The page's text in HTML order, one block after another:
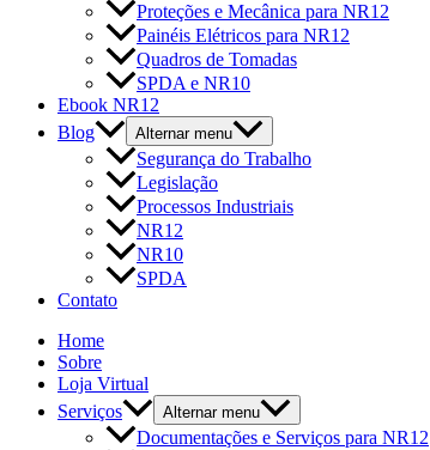
Proteções e Mecânica para NR12
Painéis Elétricos para NR12
Quadros de Tomadas
SPDA e NR10
Ebook NR12
Blog
Alternar menu
Segurança do Trabalho
Legislação
Processos Industriais
NR12
NR10
SPDA
Contato
Home
Sobre
Loja Virtual
Serviços
Alternar menu
Documentações e Serviços para NR12